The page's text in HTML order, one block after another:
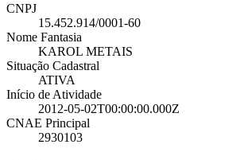
CNPJ
15.452.914/0001-60
Nome Fantasia
KAROL METAIS
Situação Cadastral
ATIVA
Início de Atividade
2012-05-02T00:00:00.000Z
CNAE Principal
2930103